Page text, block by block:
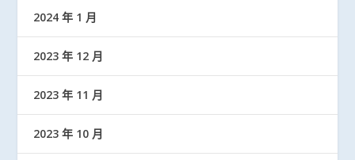
2024 年 1 月
2023 年 12 月
2023 年 11 月
2023 年 10 月